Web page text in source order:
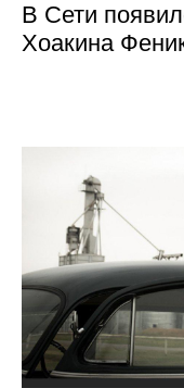
В Сети
Хоакина